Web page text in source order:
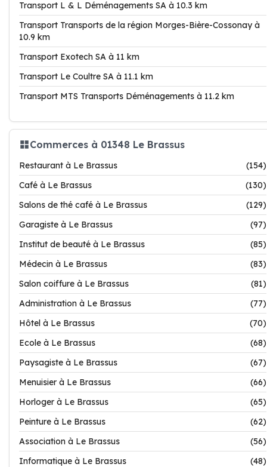
Transport L & L Déménagements SA à 10.3 km
Transport Transports de la région Morges-Bière-Cossonay à
10.9 km
Transport Exotech SA à 11 km
Transport Le Coultre SA à 11.1 km
Transport MTS Transports Déménagements à 11.2 km
Commerces à 01348 Le Brassus
Restaurant à Le Brassus
(154)
Café à Le Brassus
(130)
Salons de thé café à Le Brassus
(129)
Garagiste à Le Brassus
(97)
Institut de beauté à Le Brassus
(85)
Médecin à Le Brassus
(83)
Salon coiffure à Le Brassus
(81)
Administration à Le Brassus
(77)
Hôtel à Le Brassus
(70)
Ecole à Le Brassus
(68)
Paysagiste à Le Brassus
(67)
Menuisier à Le Brassus
(66)
Horloger à Le Brassus
(65)
Peinture à Le Brassus
(62)
Association à Le Brassus
(56)
Informatique à Le Brassus
(48)